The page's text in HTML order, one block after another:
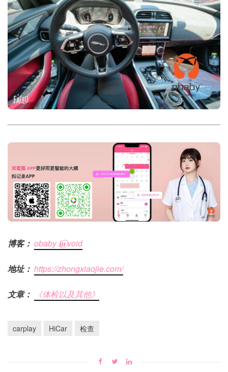
博客： obaby 𝐢‍𝐧⃝ void
地址： https://zhongxiaojie.com/
文章： 《体检以及其他》
carplay HiCar 检查